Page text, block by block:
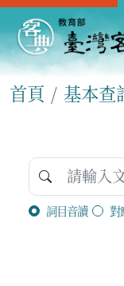
首頁 基本查
詞目音讀 對